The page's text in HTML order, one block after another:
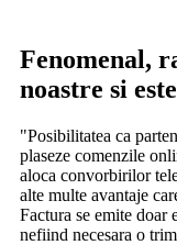
Fenomenal,
noastre si
"Posibilitatea ca
plaseze comenzile
aloca convorbirilor
alte multe avantaje
Factura se emite doar
nefiind necesara o